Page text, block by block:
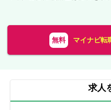
無料 マイナビ転
求人